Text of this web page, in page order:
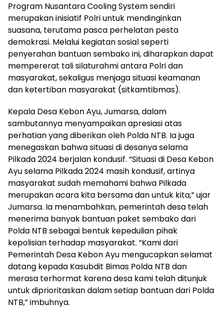
Program Nusantara Cooling System sendiri
merupakan inisiatif Polri untuk mendinginkan
suasana, terutama pasca perhelatan pesta
demokrasi. Melalui kegiatan sosial seperti
penyerahan bantuan sembako ini, diharapkan dapat
mempererat tali silaturahmi antara Polri dan
masyarakat, sekaligus menjaga situasi keamanan
dan ketertiban masyarakat (sitkamtibmas).
Kepala Desa Kebon Ayu, Jumarsa, dalam
sambutannya menyampaikan apresiasi atas
perhatian yang diberikan oleh Polda NTB. Ia juga
menegaskan bahwa situasi di desanya selama
Pilkada 2024 berjalan kondusif. “Situasi di Desa Kebon
Ayu selama Pilkada 2024 masih kondusif, artinya
masyarakat sudah memahami bahwa Pilkada
merupakan acara kita bersama dan untuk kita,” ujar
Jumarsa. Ia menambahkan, pemerintah desa telah
menerima banyak bantuan paket sembako dari
Polda NTB sebagai bentuk kepedulian pihak
kepolisian terhadap masyarakat. “Kami dari
Pemerintah Desa Kebon Ayu mengucapkan selamat
datang kepada Kasubdit Bimas Polda NTB dan
merasa terhormat karena desa kami telah ditunjuk
untuk diprioritaskan dalam setiap bantuan dari Polda
NTB,” imbuhnya.